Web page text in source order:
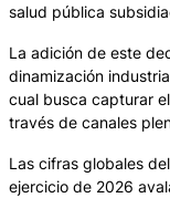
salud pública
La adición de este
dinamización
cual busca capturar
través de canales
Las cifras globales
ejercicio de 2026